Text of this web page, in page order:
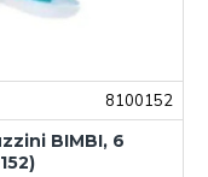
8100152
BIMBI, 6